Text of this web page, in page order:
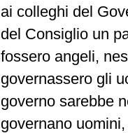
ai colleghi del
del Consiglio un
fossero angeli,
governassero gli
governo sarebbe
governano